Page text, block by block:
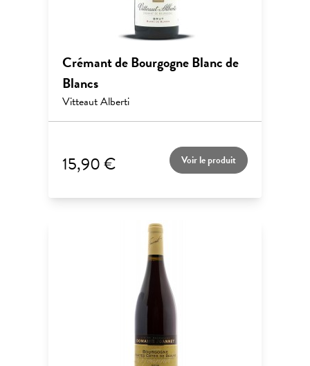
Crémant de Bourgogne Blanc de
Blancs
Vitteaut Alberti
15,90 € Voir le produit